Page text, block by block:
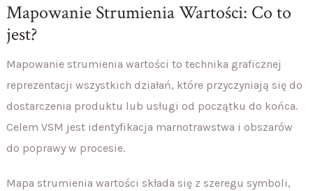
Mapowanie Strumienia Wartości: Co to
jest?
Mapowanie strumienia wartości to technika graficznej
reprezentacji wszystkich działań, które przyczyniają się do
dostarczenia produktu lub usługi od początku do końca.
Celem VSM jest identyfikacja marnotrawstwa i obszarów
do poprawy w procesie.
Mapa strumienia wartości składa się z szeregu symboli,